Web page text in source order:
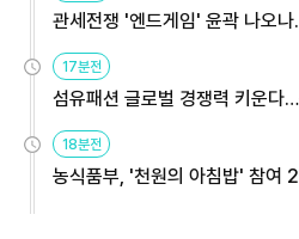
관세전쟁 '엔드게임' 윤곽 나오
용해야
17분전
섬유패션 글로벌 경쟁력 키운
원
18분전
농식품부, '천원의 아침밥' 참여